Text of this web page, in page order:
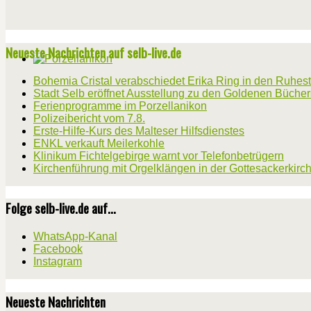
Neueste Nachrichten auf selb-live.de
Bohemia Cristal verabschiedet Erika Ring in den
Stadt Selb eröffnet Ausstellung zu den Goldenen
Ferienprogramme im Porzellanikon
Polizeibericht vom 7.8.
Erste-Hilfe-Kurs des Malteser Hilfsdienstes
ENKL verkauft Meilerkohle
Klinikum Fichtelgebirge warnt vor Telefonbetrügern
Kirchenführung mit Orgelklängen in der
Folge selb-live.de auf...
WhatsApp-Kanal
Facebook
Instagram
Neueste Nachrichten